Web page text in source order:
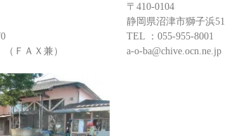
ＦＡＸ兼）
〒410-0104
静岡県沼津市獅子浜51
TEL ：055-955-8001
a-o-ba@chive.ocn.ne.jp